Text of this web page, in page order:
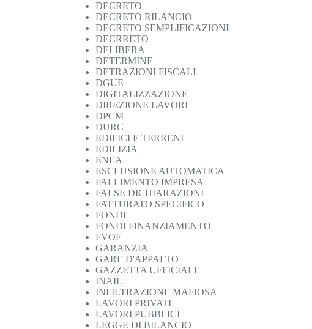
DECRETO
DECRETO RILANCIO
DECRETO SEMPLIFICAZIONI
DECRRETO
DELIBERA
DETERMINE
DETRAZIONI FISCALI
DGUE
DIGITALIZZAZIONE
DIREZIONE LAVORI
DPCM
DURC
EDIFICI E TERRENI
EDILIZIA
ENEA
ESCLUSIONE AUTOMATICA
FALLIMENTO IMPRESA
FALSE DICHIARAZIONI
FATTURATO SPECIFICO
FONDI
FONDI FINANZIAMENTO
FVOE
GARANZIA
GARE D'APPALTO
GAZZETTA UFFICIALE
INAIL
INFILTRAZIONE MAFIOSA
LAVORI PRIVATI
LAVORI PUBBLICI
LEGGE DI BILANCIO